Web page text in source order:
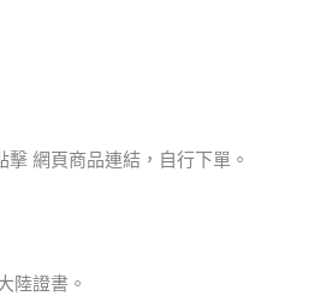
網頁商品連結，自行下單。
陸證書。